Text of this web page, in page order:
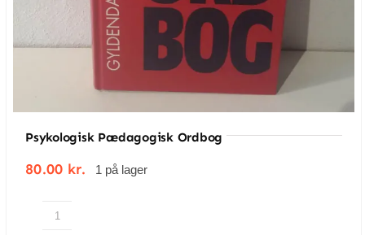
Psykologisk Pædagogisk Ordbog
80.00 kr. 1 på lager
Psykologisk